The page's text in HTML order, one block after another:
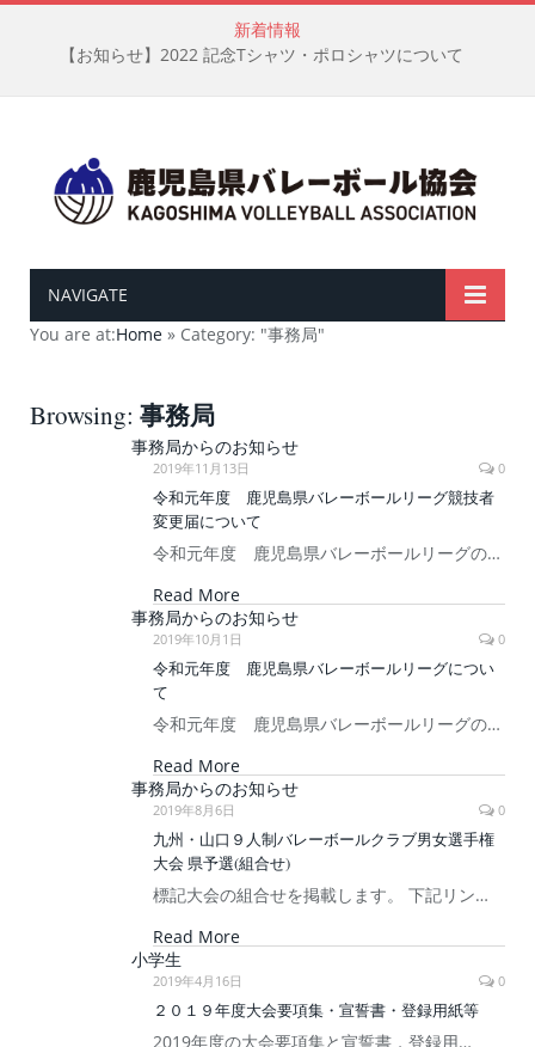
新着情報
【お知らせ】2022 記念Tシャツ・ポロシャツについて
NAVIGATE
You are at:Home » Category: "事務局"
Browsing: 事務局
事務局からのお知らせ
2019年11月13日 0
令和元年度 鹿児島県バレーボールリーグ競技者
変更届について
令和元年度 鹿児島県バレーボールリーグの…
Read More
事務局からのお知らせ
2019年10月1日 0
令和元年度 鹿児島県バレーボールリーグについ
て
令和元年度 鹿児島県バレーボールリーグの…
Read More
事務局からのお知らせ
2019年8月6日 0
九州・山口９人制バレーボールクラブ男女選手権
大会 県予選(組合せ)
標記大会の組合せを掲載します。 下記リン…
Read More
小学生
2019年4月16日 0
２０１９年度大会要項集・宣誓書・登録用紙等
2019年度の大会要項集と宣誓書，登録用…